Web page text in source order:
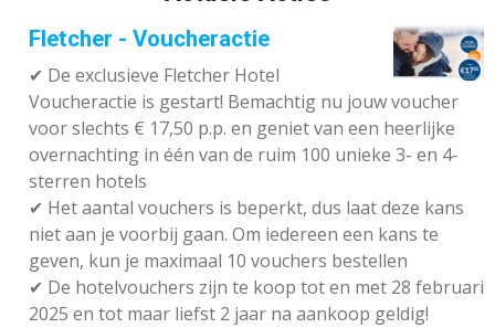
Fletcher - Voucheractie
✔ De exclusieve Fletcher Hotel
Voucheractie is gestart! Bemachtig nu jouw voucher
voor slechts € 17,50 p.p. en geniet van een heerlijke
overnachting in één van de ruim 100 unieke 3- en 4-
sterren hotels
✔ Het aantal vouchers is beperkt, dus laat deze kans
niet aan je voorbij gaan. Om iedereen een kans te
geven, kun je maximaal 10 vouchers bestellen
✔ De hotelvouchers zijn te koop tot en met 28 februari
2025 en tot maar liefst 2 jaar na aankoop geldig!